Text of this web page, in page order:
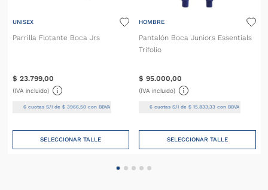
UNISEX
Parrilla Flotante Boca Jrs
$ 23.799,00
(IVA incluido)
6cuotas S/I de $ 3966, 50con BBVA
SELECCIONAR TALLE
HOMBRE
Pantalón Boca Juniors Essentials
Trifolio
$ 95.000,00
(IVA incluido)
6cuotas S/I de $ 15. 833 33 con BBVA
SELECCIONAR TALLE